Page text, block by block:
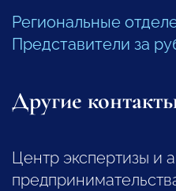
Региональные
Представители за
Другие
Центр экспертизы и